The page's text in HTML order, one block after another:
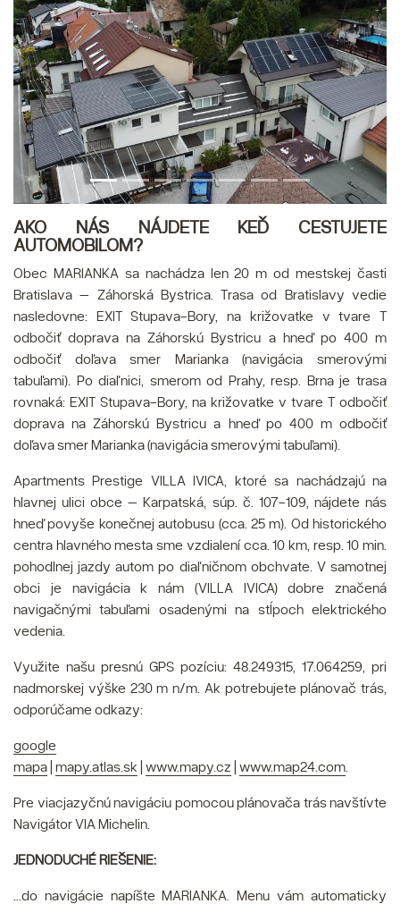
AKO NÁS NÁJDETE KEĎ CESTUJETE
AUTOMOBILOM?
Obec MARIANKA sa nachádza len 20 m od mestskej časti
Bratislava – Záhorská Bystrica. Trasa od Bratislavy vedie
nasledovne: EXIT Stupava-Bory, na križovatke v tvare T
odbočiť doprava na Záhorskú Bystricu a hneď po 400 m
odbočiť doľava smer Marianka (navigácia smerovými
tabuľami). Po diaľnici, smerom od Prahy, resp. Brna je trasa
rovnaká: EXIT Stupava-Bory, na križovatke v tvare T odbočiť
doprava na Záhorskú Bystricu a hneď po 400 m odbočiť
doľava smer Marianka (navigácia smerovými tabuľami).
Apartments Prestige VILLA IVICA, ktoré sa nachádzajú na
hlavnej ulici obce – Karpatská, súp. č. 107-109, nájdete nás
hneď povyše konečnej autobusu (cca. 25 m). Od historického
centra hlavného mesta sme vzdialení cca. 10 km, resp. 10 min.
pohodlnej jazdy autom po diaľničnom obchvate. V samotnej
obci je navigácia k nám (VILLA IVICA) dobre značená
navigačnými tabuľami osadenými na stĺpoch elektrického
vedenia.
Využite našu presnú GPS pozíciu: 48.249315, 17.064259, pri
nadmorskej výške 230 m n/m. Ak potrebujete plánovač trás,
odporúčame odkazy:
google
mapa| mapy.atlas.sk | www.mapy.cz | www.map24.com
Pre viacjazyčnú navigáciu pomocou plánovača trás navštívte
Navigátor VIA Michelin.
JEDNODUCHÉ RIEŠENIE:
...do navigácie napíšte MARIANKA. Menu vám automaticky